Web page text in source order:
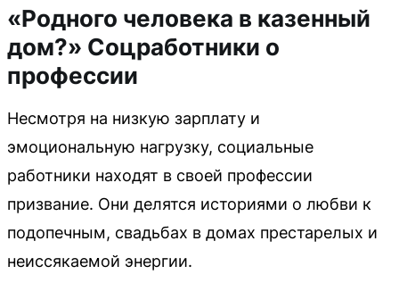
«Родного человека в казенный
дом?» Соцработники о
профессии
Несмотря на низкую зарплату и
эмоциональную нагрузку, социальные
работники находят в своей профессии
призвание. Они делятся историями о любви к
подопечным, свадьбах в домах престарелых и
неиссякаемой энергии.